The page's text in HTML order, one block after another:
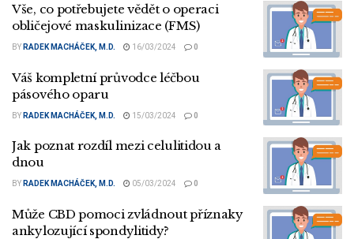
Vše, co potřebujete vědět o operaci
obličejové maskulinizace (FMS)
BY RADEK MACHÁČEK, M.D. 16/03/2024 0
Váš kompletní průvodce léčbou
pásového oparu
BY RADEK MACHÁČEK, M.D. 15/03/2024 0
Jak poznat rozdíl mezi celulitidou a
dnou
BY RADEK MACHÁČEK, M.D. 05/03/2024 0
Může CBD pomoci zvládnout příznaky
ankylozující spondylitidy?